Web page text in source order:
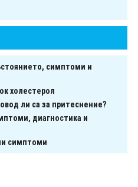
симптоми и
холестерол
ли са за притеснение?
диагностика и
симптоми